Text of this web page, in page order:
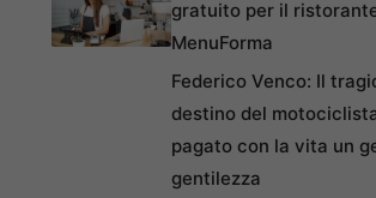
gratuito per il
MenuForma
Federico Venco: Il
destino del
pagato con la vita un
gentilezza